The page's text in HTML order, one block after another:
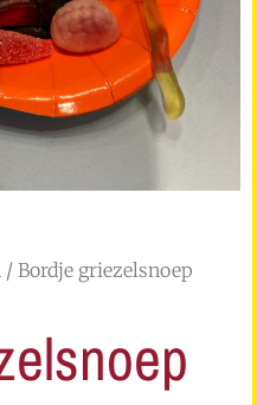
/ Bordje griezelsnoep